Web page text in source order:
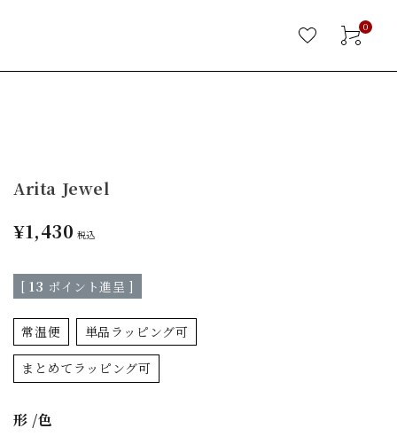
0
Arita Jewel
¥1,430 税込
[ 13 ポイント進呈 ]
常温便 単品ラッピング可
まとめてラッピング可
形 色